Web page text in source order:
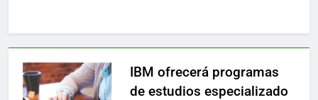
IBM ofrecerá programas
de estudios especializado